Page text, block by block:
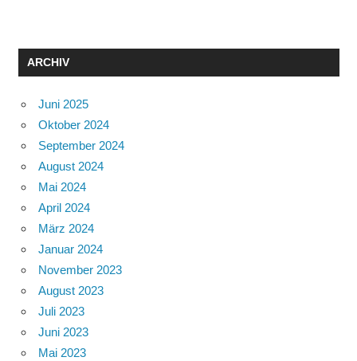
ARCHIV
Juni 2025
Oktober 2024
September 2024
August 2024
Mai 2024
April 2024
März 2024
Januar 2024
November 2023
August 2023
Juli 2023
Juni 2023
Mai 2023